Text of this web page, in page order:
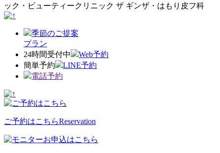
ック・ビューティークリニック ザ ギンザ・はもり皮フ科
季節のご提案
プラン
24時間受付中
Web予約
簡単予約
LINE予約
電話予約
ご予約はこちらReservation